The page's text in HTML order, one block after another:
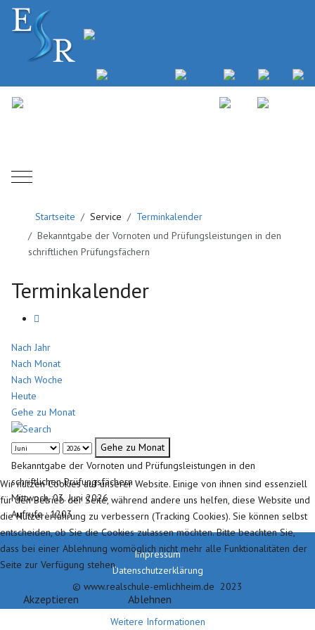
Mobile Menu Toggle
Startseite Service
Terminkalender
Bekanntgabe der Vornoten und Prüfungsleistungen in den
schriftlichen Prüfungsfächern
Terminkalender
Nach Jahr
Nach Monat
Nach Woche
Heute
Gehe zu Monat
Gehe zu Monat
Bekanntgabe der Vornoten und Prüfungsleistungen in den
schriftlichen Prüfungsfächern
Mittwoch, 03. Juni 2026
Aufrufe: 1203
Impressum
Datenschutzerklärung
© www.realschule-emlichheim.de 2023
Wir nutzen Cookies auf unserer Website. Einige von ihnen sind essenziell
für den Betrieb der Seite, während andere uns helfen, diese Website und
die Nutzererfahrung zu verbessern (Tracking Cookies). Sie können selbst
entscheiden, ob Sie die Cookies zulassen möchten. Bitte beachten Sie,
dass bei einer Ablehnung womöglich nicht mehr alle Funktionalitäten der
Seite zur Verfügung stehen.
Akzeptieren Ablehnen
Weitere Informationen